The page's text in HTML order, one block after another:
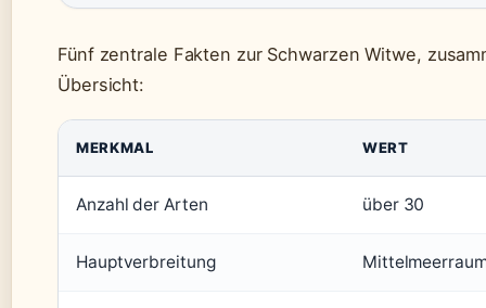
Fünf zentrale Fakten zur Schwarzen Witwe,
Übersicht:
MERKMAL WERT
Anzahl der Arten über 30
Hauptverbreitung